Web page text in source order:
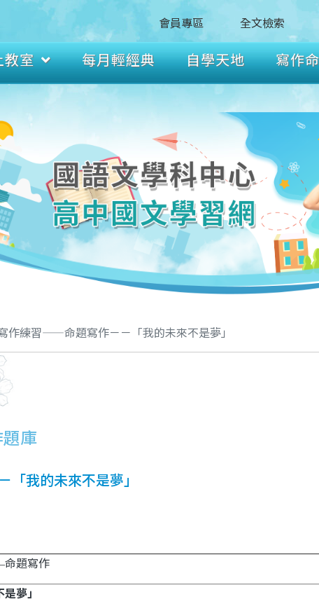
會員專區 全文檢索
教室 每月輕經典 自學天地 寫作
作練習——命題寫作－－「我的未來不是夢」
庫
我的未來不是夢」
命題寫作
夢」